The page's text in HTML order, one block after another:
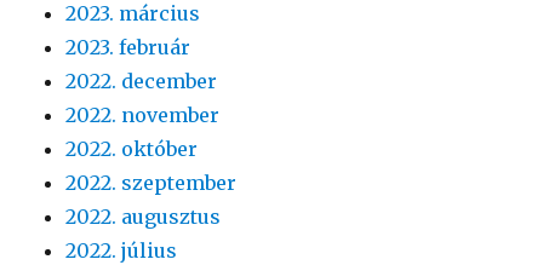
2023. március
2023. február
2022. december
2022. november
2022. október
2022. szeptember
2022. augusztus
2022. július